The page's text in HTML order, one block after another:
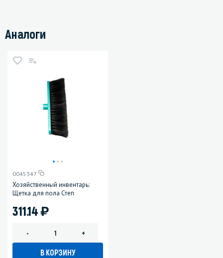
Аналоги
0045347
Хозяйственный инвентарь:
Щетка для пола Степ
311.14)
- +
В КОРЗИНУ